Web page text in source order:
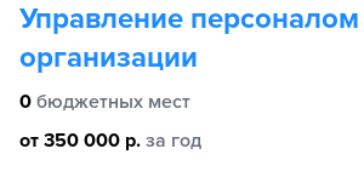
Управление персоналом
организации
0 бюджетных мест
от 350 000 р. за год